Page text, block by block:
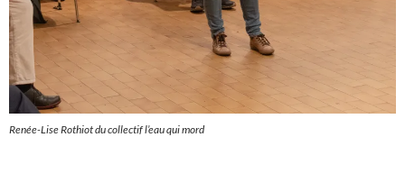
Renée-Lise Rothiot du collectif l’eau qui mord